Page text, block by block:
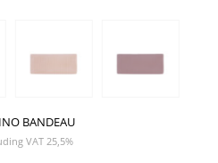
BANDEAU
VAT 25,5%